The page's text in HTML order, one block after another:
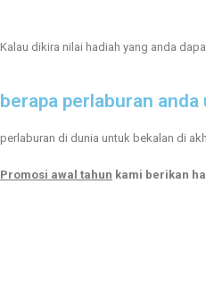
Kalau dikira nilai hadiah yang anda
berapa perlaburan
perlaburan di dunia untuk bekalan di
Promosi awal tahun kami berikan